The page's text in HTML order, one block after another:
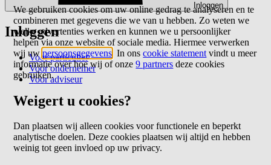
Inloggen
Inloggen
Voor particulier
Voor ondernemer
Voor adviseur
We gebruiken cookies om uw online gedrag te analyseren en te
combineren met gegevens die we van u hebben. Zo weten we
welke advertenties werken en kunnen we u persoonlijker
helpen via onze website of sociale media. Hiermee verwerken
wij uwpersoonsgegevens . In onscookie statement vindt u meer
informatie over hoe wij of onze9 partners deze cookies
gebruiken.
Weigert u cookies?
Dan plaatsen wij alleen cookies voor functionele en beperkt
analytische doelen. Deze cookies plaatsen wij altijd en hebben
weinig tot geen invloed op uw privacy.